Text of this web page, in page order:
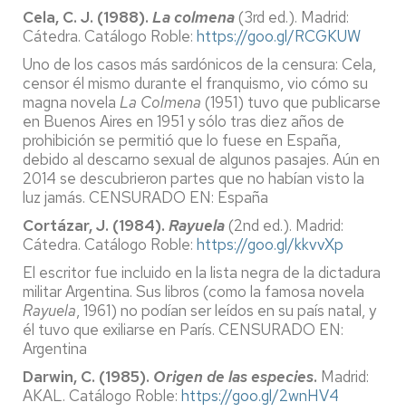
Cela, C. J. (1988). La colmena(3rd ed.). Madrid:
Cátedra. Catálogo Roble: https://goo.gl/RCGKUW
Uno de los casos más sardónicos de la censura: Cela,
censor él mismo durante el franquismo, vio cómo su
magna novela La Colmena (1951) tuvo que publicarse
en Buenos Aires en 1951 y sólo tras diez años de
prohibición se permitió que lo fuese en España,
debido al descarno sexual de algunos pasajes. Aún en
2014 se descubrieron partes que no habían visto la
luz jamás. CENSURADO EN: España
Cortázar, J. (1984). Rayuela(2nd ed.). Madrid:
Cátedra. Catálogo Roble: https://goo.gl/kkvvXp
El escritor fue incluido en la lista negra de la dictadura
militar Argentina. Sus libros (como la famosa novela
Rayuela, 1961) no podían ser leídos en su país natal, y
él tuvo que exiliarse en París. CENSURADO EN:
Argentina
Darwin, C. (1985). Origen de las especies. Madrid:
AKAL. Catálogo Roble: https://goo.gl/2wnHV4